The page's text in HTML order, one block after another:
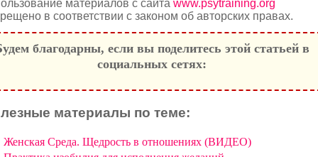
материалов с сайта www.psytraining.org
в соответствии с законом об авторских правах.
благодарны, если вы поделитесь этой статьей в
социальных сетях:
материалы по теме:
Женская Среда. Щедрость в отношениях (ВИДЕО)